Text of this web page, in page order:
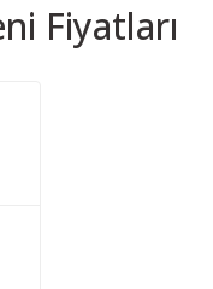
Fiyatları